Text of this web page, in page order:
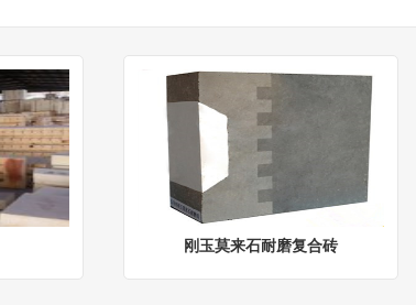
刚玉莫来石耐磨复合砖